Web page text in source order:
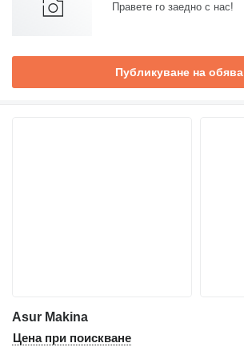
Правете го заедно с нас!
Публикуване на обява
Asur Makina
Цена при поискване